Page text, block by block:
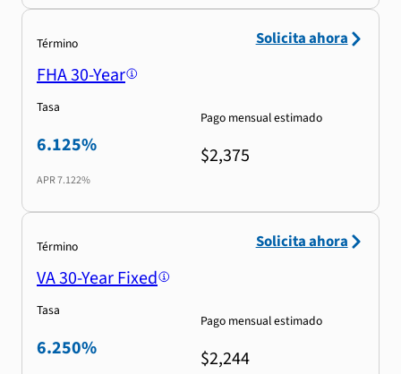
Término
FHA 30-Year
Tasa
6.125%
APR7.122%
Pago mensual estimado
$2,375
Solicita ahora
Término
VA 30-Year Fixed
Tasa
6.250%
Pago mensual estimado
$2,244
Solicita ahora